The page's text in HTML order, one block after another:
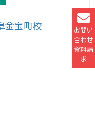
お問い
合わせ
資料請
求
金宝町校